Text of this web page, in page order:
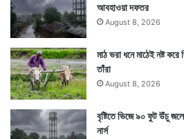
Tags Cyclone Yaas
আবহাওয়া দফতর
August 8, 2026
মাঠ ভরা ধনে মাঠেই নষ্ট
তাঁরা
August 8, 2026
বৃষ্টিতে ভিজে ৯০ ফুট উঁচু
নার্স